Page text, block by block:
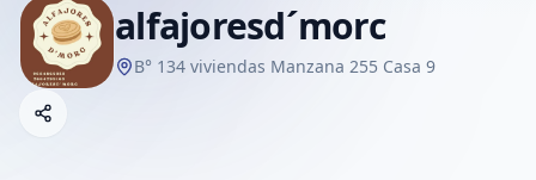
alfajoresd´morc
B° 134 viviendas Manzana 255 Casa 9
Compartir empresa